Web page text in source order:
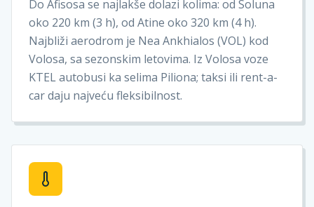
Do Afisosa se najlakše dolazi kolima: od Soluna
oko 220 km (3 h), od Atine oko 320 km (4 h).
Najbliži aerodrom je Nea Ankhialos (VOL) kod
Volosa, sa sezonskim letovima. Iz Volosa voze
KTEL autobusi ka selima Piliona; taksi ili rent-a-
car daju najveću fleksibilnost.